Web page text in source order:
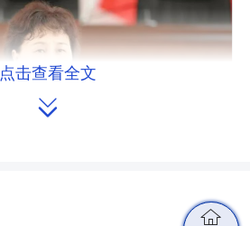
点击查看全文
